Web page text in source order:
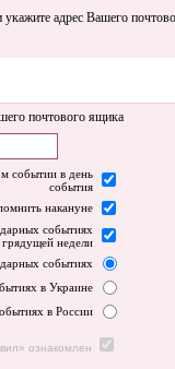
укажите адрес Вашего
почтового ящика
событии в день
события
накануне
событиях
грядущей недели
событиях
в Украине
в России
ознакомлен